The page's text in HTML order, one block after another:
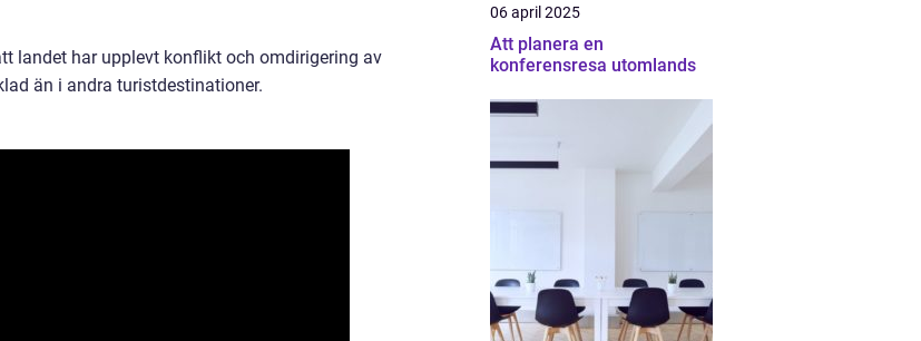
landet har upplevt konflikt och omdirigering av
än i andra turistdestinationer.
06 april 2025
Att planera en
konferensresa utomlands